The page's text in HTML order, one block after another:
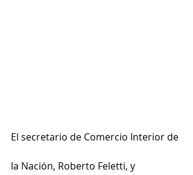
El secretario de Comercio Interior de
la Nación, Roberto Feletti, y